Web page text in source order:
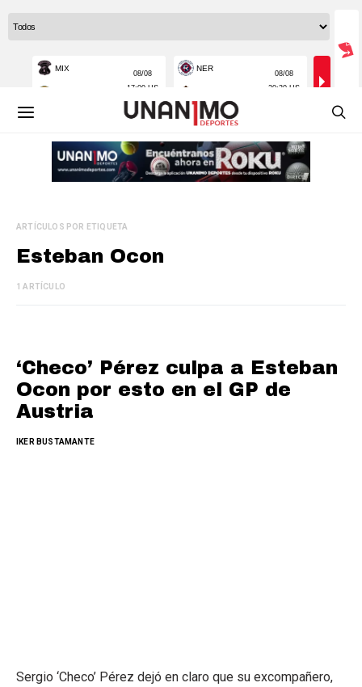
ARTÍCULOS POR ETIQUETA
Esteban Ocon
1 ARTÍCULO
‘Checo’ Pérez culpa a Esteban
Ocon por esto en el GP de
Austria
IKER BUSTAMANTE
Sergio ‘Checo’ Pérez dejó en claro que su excompañero,